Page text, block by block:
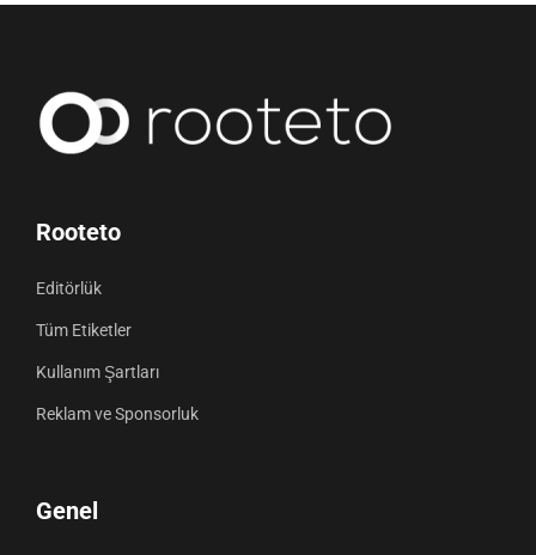
Rooteto
Editörlük
Tüm Etiketler
Kullanım Şartları
Reklam ve Sponsorluk
Genel